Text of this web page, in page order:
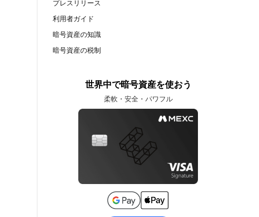
プレスリリース
利用者ガイド
暗号資産の知識
暗号資産の税制
世界中で暗号資産を使おう
柔軟・安全・パワフル